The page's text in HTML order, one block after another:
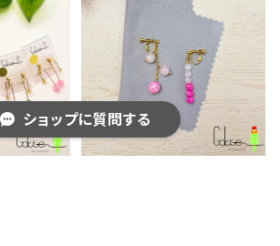
ショップに質問する